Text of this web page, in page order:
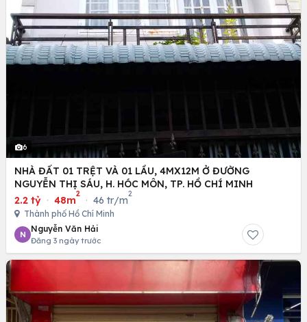
6
NHÀ ĐẤT 01 TRỆT VÀ 01 LẦU, 4MX12M Ở ĐƯỜNG
NGUYỄN THỊ SÁU, H. HÓC MÔN, TP. HỒ CHÍ MINH
2.2 tỷ · 48m
2
· 46 tr/m
2
Thành phố Hồ Chí Minh
N
Nguyễn Văn Hải
Đăng 3 ngày trước